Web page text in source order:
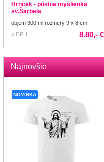
Hrnček - pôstna myšlienka
sv.Šarbela
objem 300 ml rozmery 9 x 8 cm
s DPH
8.80,- €
Najnovšie
NOVINKA